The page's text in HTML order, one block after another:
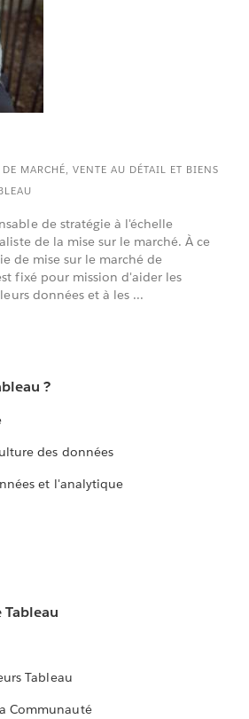
MARCHÉ, VENTE AU DÉTAIL ET BIENS
de stratégie à l'échelle
de la mise sur le marché. À ce
de mise sur le marché de
fixé pour mission d'aider les
données et à les ...
?
des données
et l'analytique
Tableau
Communauté